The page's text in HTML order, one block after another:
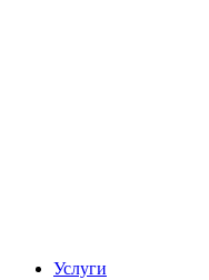
Услуги